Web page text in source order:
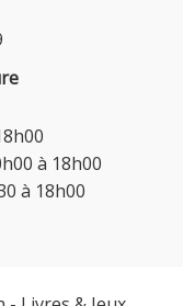
à 18h00
à 18h00